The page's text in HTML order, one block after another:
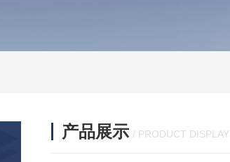
产品展示 / PRODUCT DISPLAY